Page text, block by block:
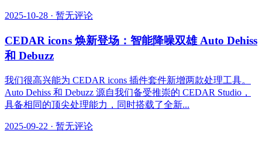
2025-10-28 · 暂无评论
CEDAR icons 焕新登场：智能降噪双雄 Auto Dehiss
和 Debuzz
我们很高兴能为 CEDAR icons 插件套件新增两款处理工具。
Auto Dehiss 和 Debuzz 源自我们备受推崇的 CEDAR Studio，
具备相同的顶尖处理能力，同时搭载了全新...
2025-09-22 · 暂无评论